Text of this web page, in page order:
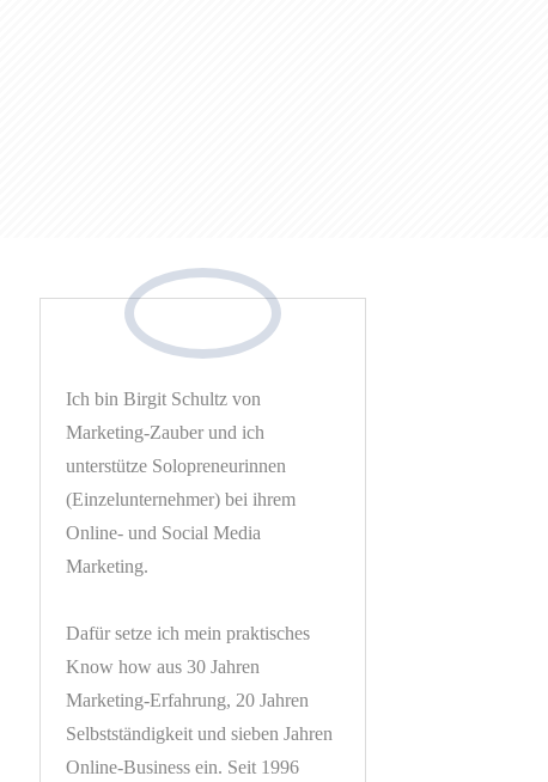
Ich bin Birgit Schultz von
Marketing-Zauber und ich
unterstütze Solopreneurinnen
(Einzelunternehmer) bei ihrem
Online- und Social Media
Marketing.
Dafür setze ich mein praktisches
Know how aus 30 Jahren
Marketing-Erfahrung, 20 Jahren
Selbstständigkeit und sieben Jahren
Online-Business ein. Seit 1996